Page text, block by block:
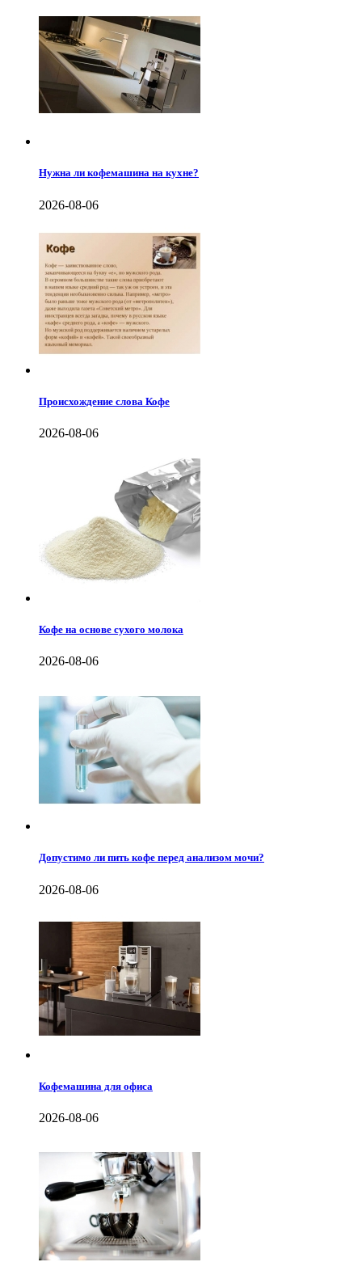
Нужна ли кофемашина на кухне?
2026-08-06
Происхождение слова Кофе
2026-08-06
Кофе на основе сухого молока
2026-08-06
Допустимо ли пить кофе перед анализом мочи?
2026-08-06
Кофемашина для офиса
2026-08-06